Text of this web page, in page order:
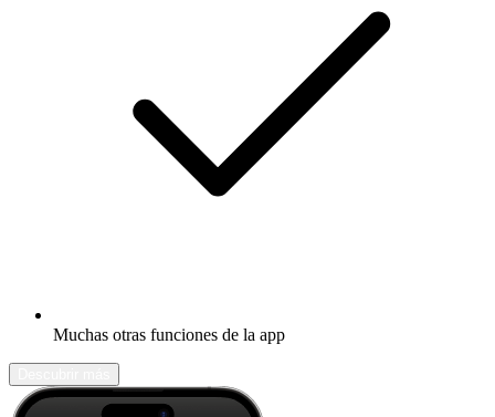
Muchas otras funciones de la app